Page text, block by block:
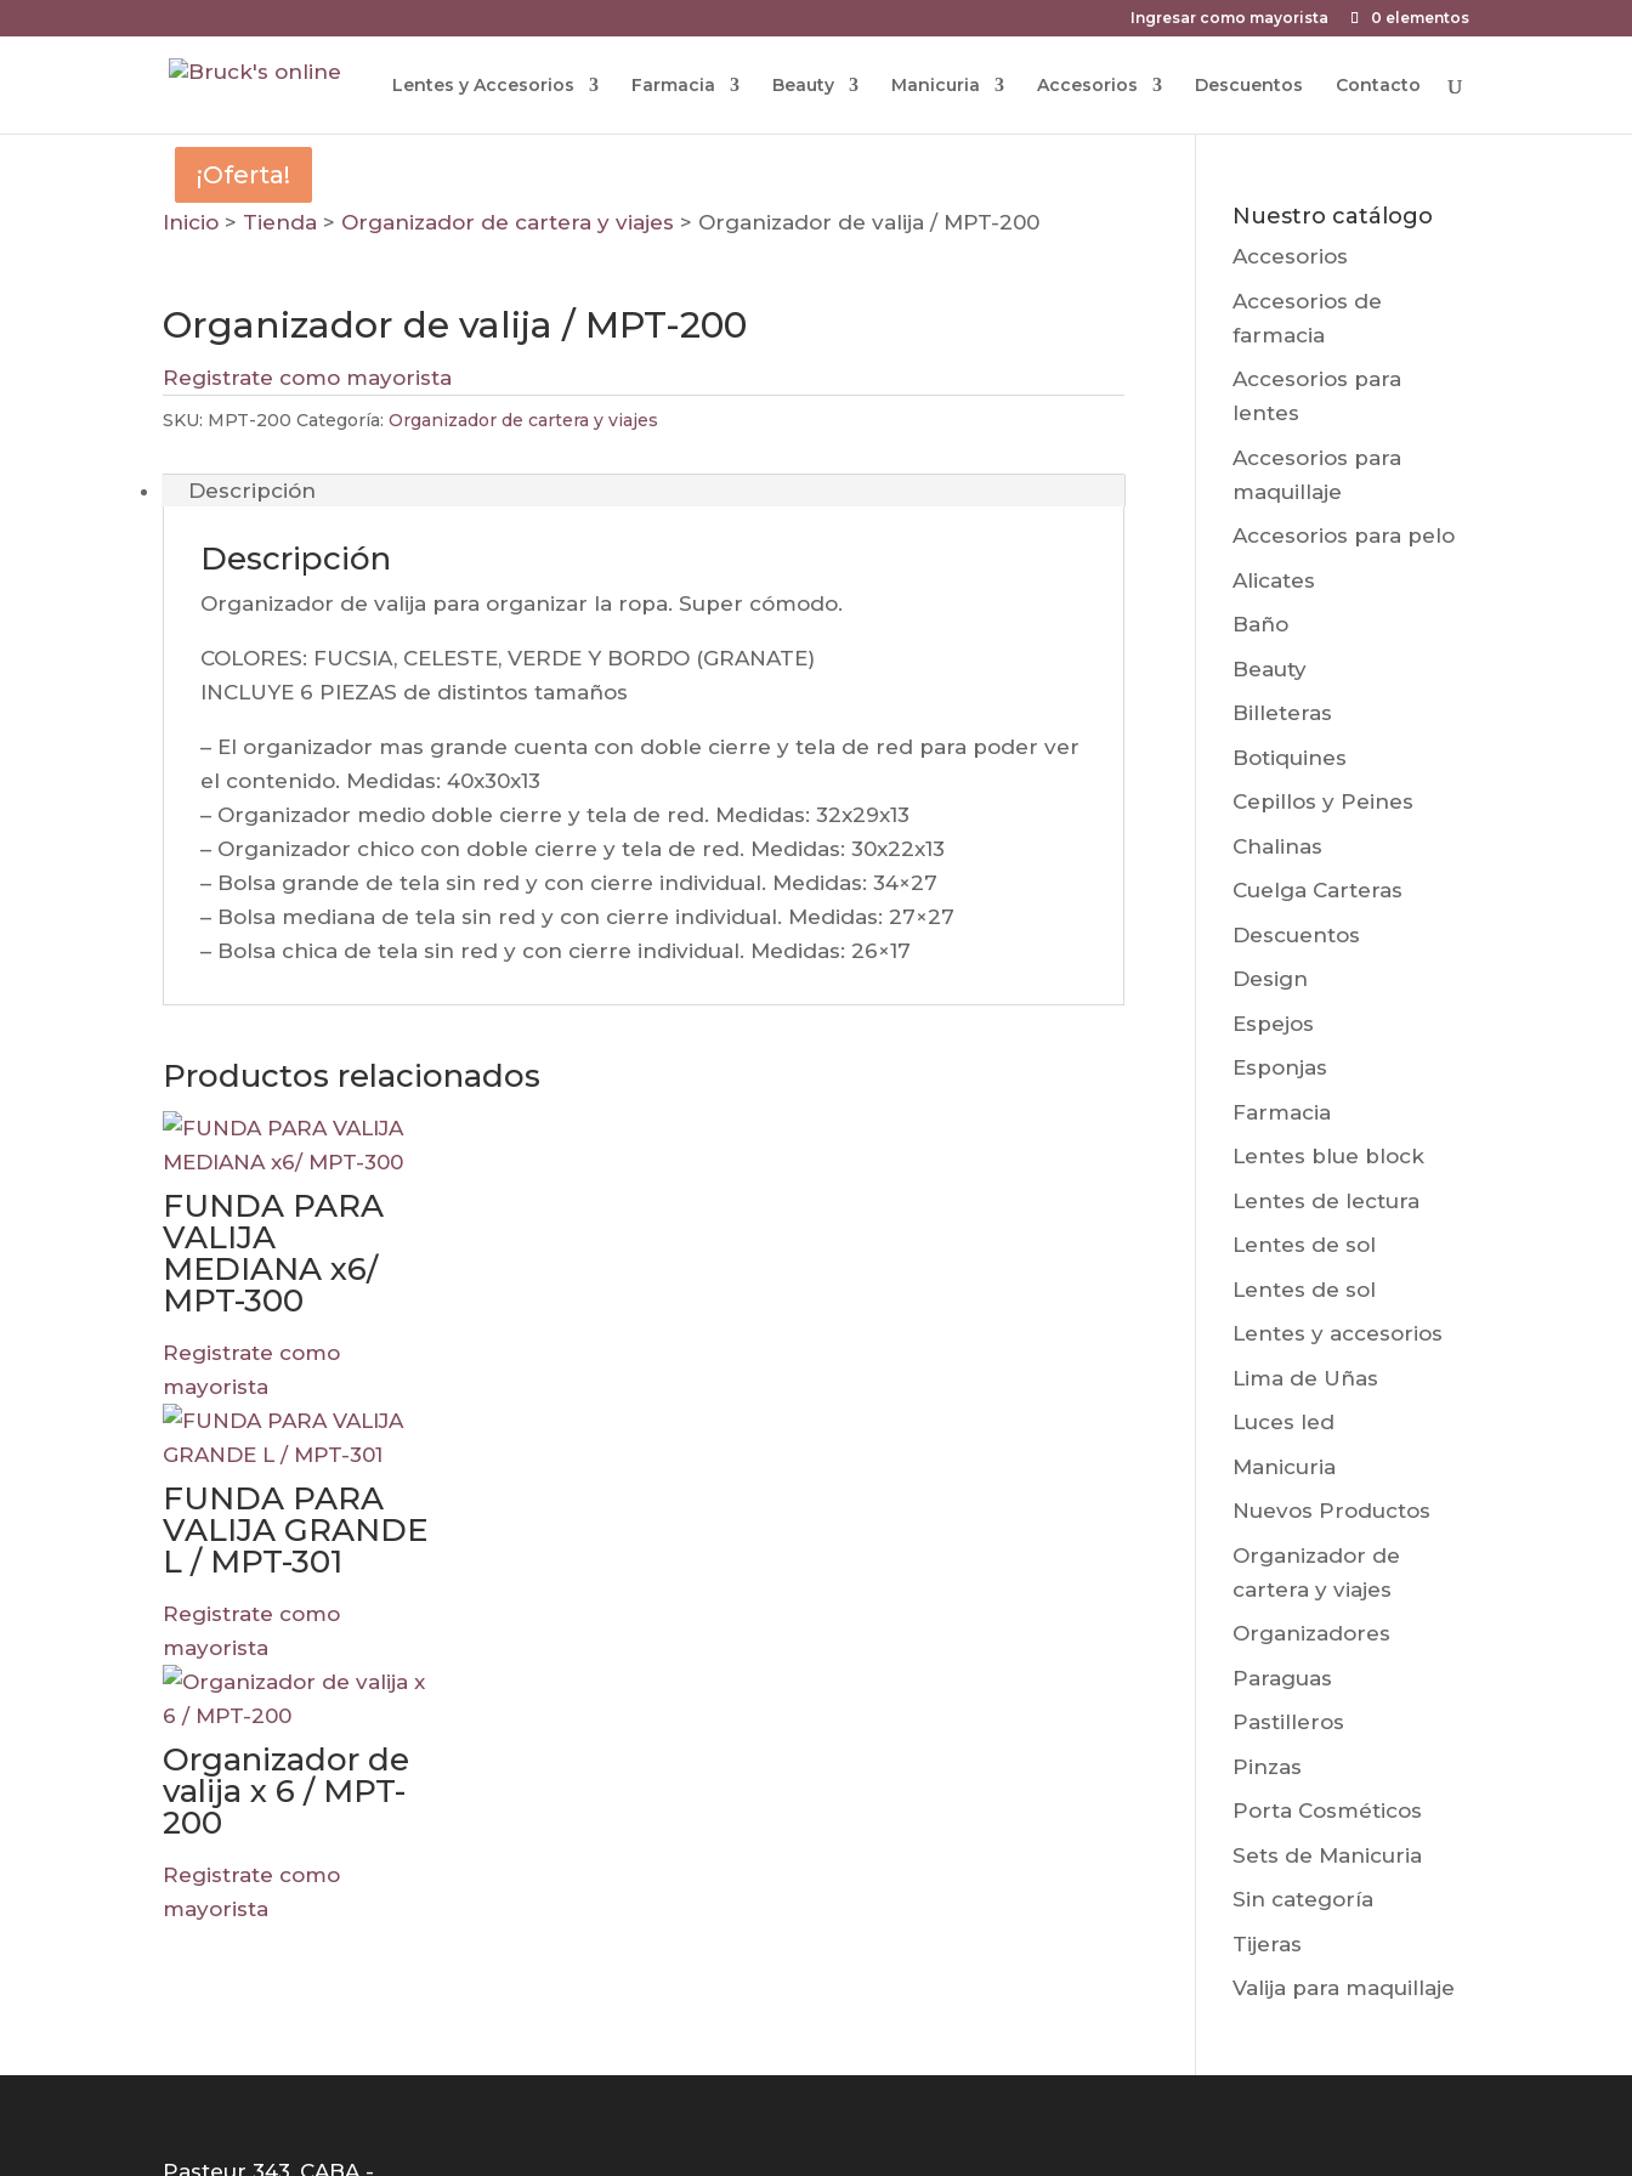
Ingresar como mayorista 0 elementos
Lentes y Accesorios Farmacia Beauty Manicuria Accesorios Descuentos Contacto
Inicio > Tienda > Organizador de cartera y viajes > Organizador de valija / MPT-200
Organizador de valija / MPT-200
Registrate como mayorista
SKU: MPT-200 Categoría:Organizador de cartera y viajes
Descripción
Descripción
Organizador de valija para organizar la ropa. Super cómodo.
COLORES: FUCSIA, CELESTE, VERDE Y BORDO (GRANATE)
INCLUYE 6 PIEZAS de distintos tamaños
– El organizador mas grande cuenta con doble cierre y tela de red para poder ver
el contenido. Medidas: 40x30x13
– Organizador medio doble cierre y tela de red. Medidas: 32x29x13
– Organizador chico con doble cierre y tela de red. Medidas: 30x22x13
– Bolsa grande de tela sin red y con cierre individual. Medidas: 34×27
– Bolsa mediana de tela sin red y con cierre individual. Medidas: 27×27
– Bolsa chica de tela sin red y con cierre individual. Medidas: 26×17
Productos relacionados
¡Oferta!
FUNDA PARA
VALIJA
MEDIANA x6/
MPT-300
Registrate como
mayorista
FUNDA PARA
VALIJA GRANDE
L / MPT-301
Registrate como
mayorista
¡Oferta!
Organizador de
valija x 6 / MPT-
200
Registrate como
mayorista
Nuestro catálogo
Accesorios
Accesorios de
farmacia
Accesorios para
lentes
Accesorios para
maquillaje
Accesorios para pelo
Alicates
Baño
Beauty
Billeteras
Botiquines
Cepillos y Peines
Chalinas
Cuelga Carteras
Descuentos
Design
Espejos
Esponjas
Farmacia
Lentes blue block
Lentes de lectura
Lentes de sol
Lentes de sol
Lentes y accesorios
Lima de Uñas
Luces led
Manicuria
Nuevos Productos
Organizador de
cartera y viajes
Organizadores
Paraguas
Pastilleros
Pinzas
Porta Cosméticos
Sets de Manicuria
Sin categoría
Tijeras
Valija para maquillaje
Pasteur 343, CABA -